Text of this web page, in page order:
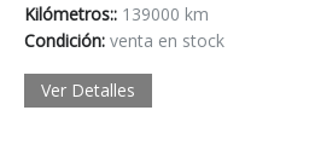
Kilómetros:: 139000 km
Condición: venta en stock
Ver Detalles